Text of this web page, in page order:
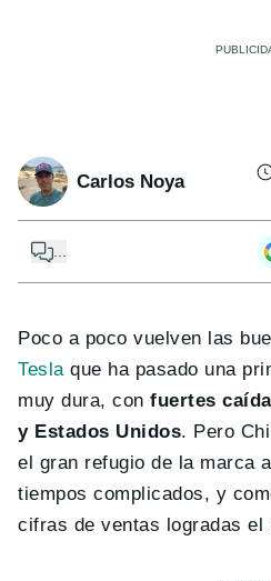
Carlos Noya
...
Poco a poco vuelven las
Teslaque ha pasado una
muy dura, confuertes
y Estados Unidos. Pero
el gran refugio de la marca
tiempos complicados, y
cifras de ventas logradas el